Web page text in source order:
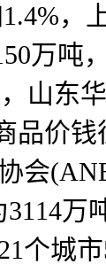
，
万吨
山东
品价
会
个城